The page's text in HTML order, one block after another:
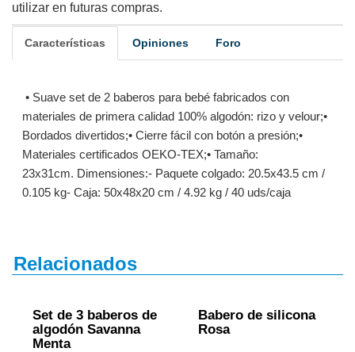
utilizar en futuras compras.
Características Opiniones Foro
• Suave set de 2 baberos para bebé fabricados con
materiales de primera calidad 100% algodón: rizo y velour;•
Bordados divertidos;• Cierre fácil con botón a presión;•
Materiales certificados OEKO-TEX;• Tamaño:
23x31cm. Dimensiones:- Paquete colgado: 20.5x43.5 cm /
0.105 kg- Caja: 50x48x20 cm / 4.92 kg / 40 uds/caja
Relacionados
Set de 3 baberos de
algodón Savanna
Menta
Babero de silicona
Rosa